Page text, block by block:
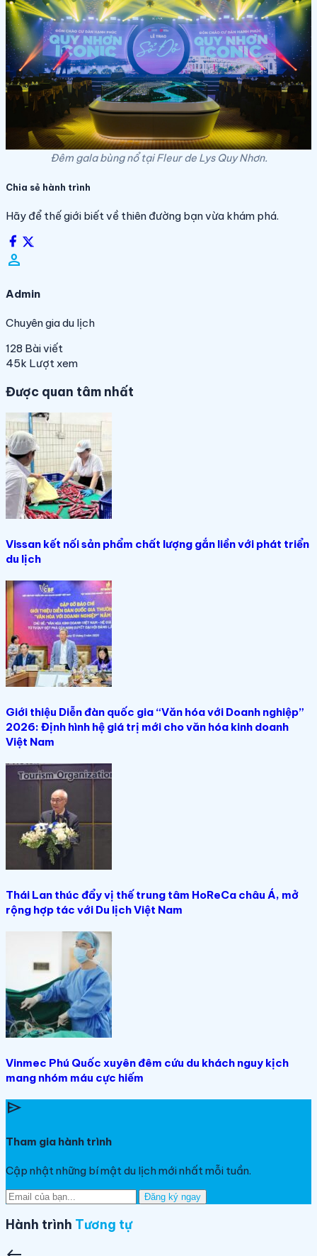
Đêm gala bùng nổ tại Fleur de Lys Quy Nhơn.
Chia sẻ hành trình
Hãy để thế giới biết về thiên đường bạn vừa khám phá.
person_filled
Admin
Chuyên gia du lịch
128 Bài viết
45k Lượt xem
Được quan tâm nhất
Vissan kết nối sản phẩm chất lượng gắn liền với phát triển
du lịch
Giới thiệu Diễn đàn quốc gia “Văn hóa với Doanh nghiệp”
2026: Định hình hệ giá trị mới cho văn hóa kinh doanh
Việt Nam
Thái Lan thúc đẩy vị thế trung tâm HoReCa châu Á, mở
rộng hợp tác với Du lịch Việt Nam
Vinmec Phú Quốc xuyên đêm cứu du khách nguy kịch
mang nhóm máu cực hiếm
send
Tham gia hành trình
Cập nhật những bí mật du lịch mới nhất mỗi tuần.
Đăng ký ngay
Hành trình Tương tự